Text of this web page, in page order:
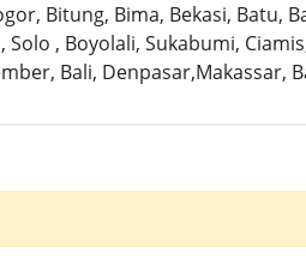
Bitung, Bima, Bekasi, Batu,
, Boyolali, Sukabumi,
Bali, Denpasar,Makassar,